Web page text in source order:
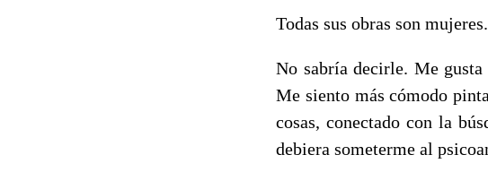
Todas sus obras son
No sabría decirle. Me
Me siento más cómodo
cosas, conectado con la
debiera someterme al